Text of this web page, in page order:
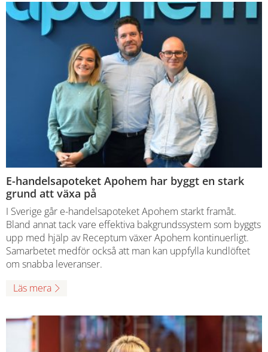
E-handelsapoteket Apohem har byggt en stark
grund att växa på
I Sverige går e-handelsapoteket Apohem starkt framåt.
Bland annat tack vare effektiva bakgrundssystem som byggts
upp med hjälp av Receptum växer Apohem kontinuerligt.
Samarbetet medför också att man kan uppfylla kundlöftet
om snabba leveranser.
Läs mera